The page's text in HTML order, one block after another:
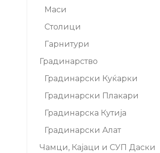
Маси
Столици
Гарнитури
Градинарство
Градинарски Куќарки
Градинарски Плакари
Градинарска Кутија
Градинарски Алат
Чамци, Кајаци и СУП Даски